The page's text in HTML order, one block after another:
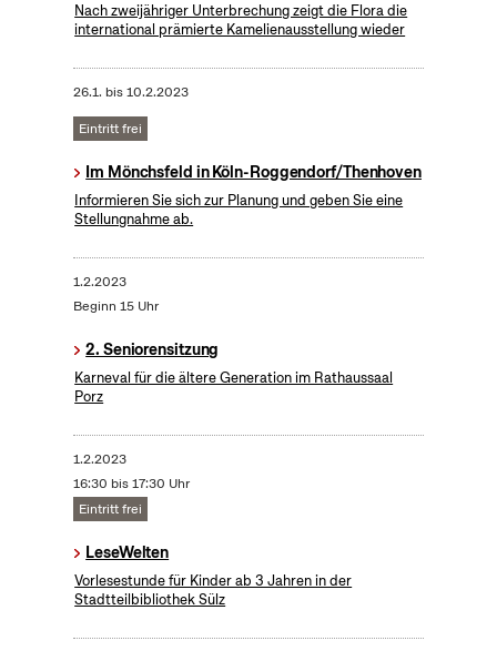
Nach zweijähriger Unterbrechung zeigt die Flora die
international prämierte Kamelienausstellung wieder
26.1. bis10.2.2023
Eintritt frei
Im Mönchsfeld in Köln-Roggendorf/Thenhoven
Informieren Sie sich zur Planung und geben Sie eine
Stellungnahme ab.
1.2.2023
Beginn 15 Uhr
2. Seniorensitzung
Karneval für die ältere Generation im Rathaussaal
Porz
1.2.2023
16:30 bis 17:30 Uhr
Eintritt frei
LeseWelten
Vorlesestunde für Kinder ab 3 Jahren in der
Stadtteilbibliothek Sülz